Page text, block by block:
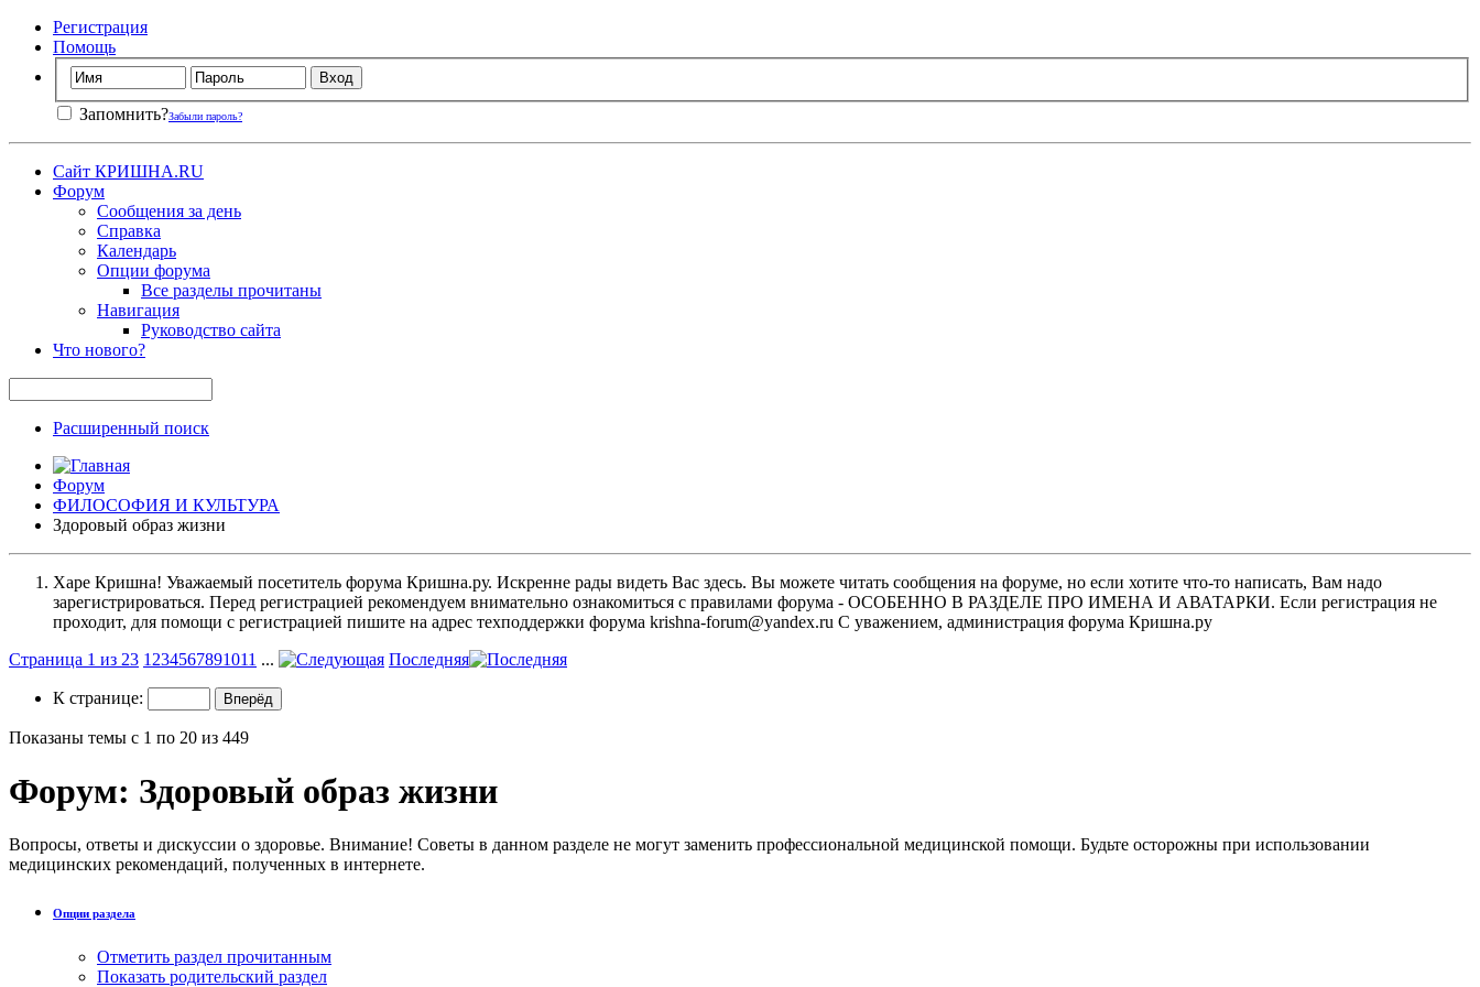
Регистрация
Помощь
Запомнить?Забыли пароль?
Сайт КРИШНА.RU
Форум
Сообщения за день
Справка
Календарь
Опции форума
Все разделы прочитаны
Навигация
Руководство сайта
Что нового?
Расширенный поиск
Форум
ФИЛОСОФИЯ И КУЛЬТУРА
Здоровый образ жизни
Харе Кришна! Уважаемый посетитель форума Кришна.ру. Искренне рады видеть Вас здесь. Вы можете читать сообщения на форуме, но если хотите что-то написать, Вам надо
зарегистрироваться. Перед регистрацией рекомендуем внимательно ознакомиться с правилами форума - ОСОБЕННО В РАЗДЕЛЕ ПРО ИМЕНА И АВАТАРКИ. Если регистрация не
проходит, для помощи с регистрацией пишите на адрес техподдержки форума krishna-forum@yandex.ru С уважением, администрация форума Кришна.ру
Страница 1 из 23 1 234567891011 ... Последняя
К странице:
Показаны темы с 1 по 20 из 449
Форум: Здоровый образ жизни
Вопросы, ответы и дискуссии о здоровье. Внимание! Советы в данном разделе не могут заменить профессиональной медицинской помощи. Будьте осторожны при использовании
медицинских рекомендаций, полученных в интернете.
Опции раздела
Отметить раздел прочитанным
Показать родительский раздел